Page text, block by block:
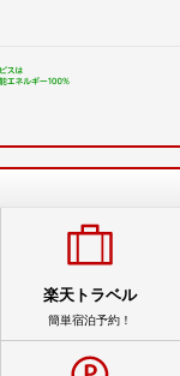
楽天トラベル
簡単宿泊予約！